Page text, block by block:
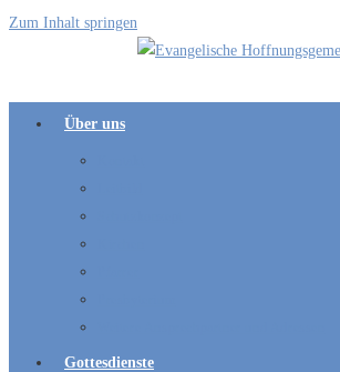
Zum Inhalt springen
Über uns
Gottesdienste